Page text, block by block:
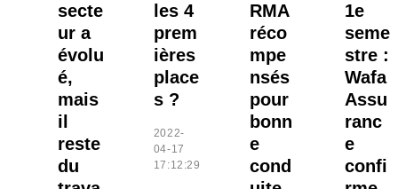
secte
ur a
évolu
é,
mais
il
reste
du
les 4
prem
ières
place
s ?
2022-
04-17
17:12:29
RMA
réco
mpe
nsés
pour
bonn
e
cond
1e
seme
stre :
Wafa
Assu
ranc
e
confi